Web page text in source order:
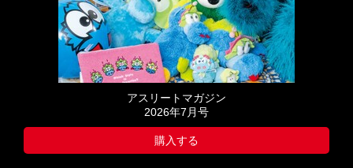
アスリートマガジン
2026年7月号
購入する